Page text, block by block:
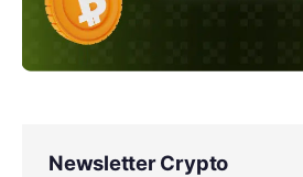
Newsletter Crypto